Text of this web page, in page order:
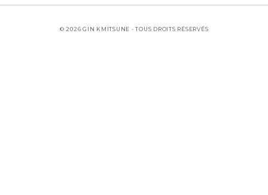
© 2026 GIN KMITSUNE - TOUS DROITS RÉSERVÉS